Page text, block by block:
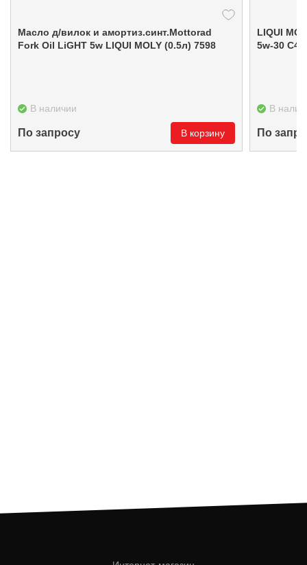
Масло д/вилок и амортиз.синт.Mottorad
Fork Oil LiGHT 5w LIQUI MOLY (0.5л) 7598
В наличии
По запросу В корзину
LIQUI
В
По